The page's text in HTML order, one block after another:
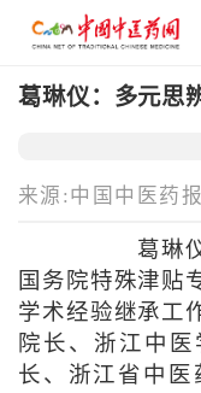
葛琳仪：多元思
来源:中国中医药报
葛琳仪
国务院特殊津贴
学术经验继承工
院长、浙江中
长、浙江省中医